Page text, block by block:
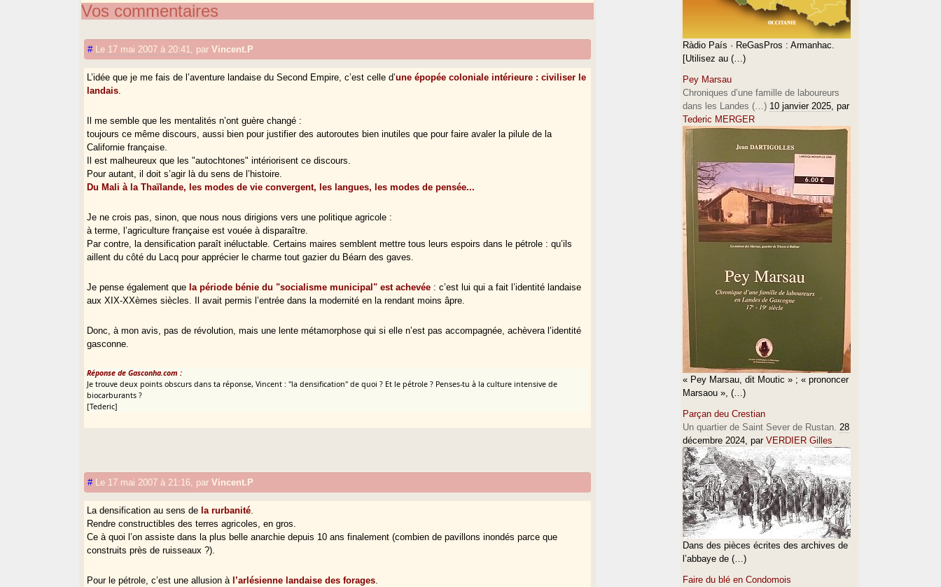
Vos commentaires
# Le 17 mai 2007 à 20:41 parVincent.P
L’idée que je me fais de l’aventure landaise du Second Empire, c’est celle d’une épopée coloniale intérieure : civiliser le
landais
Il me semble que les mentalités n’ont guère changé :
toujours ce même discours, aussi bien pour justifier des autoroutes bien inutiles que pour faire avaler la pilule de la
Californie française.
Il est malheureux que les "autochtones" intériorisent ce discours.
Pour autant, il doit s’agir là du sens de l’histoire.
Du Mali à la Thaïlande, les modes de vie convergent, les langues, les modes de pensée...
Je ne crois pas, sinon, que nous nous dirigions vers une politique agricole :
à terme, l’agriculture française est vouée à disparaître.
Par contre, la densification paraît inéluctable. Certains maires semblent mettre tous leurs espoirs dans le pétrole : qu’ils
aillent du côté du Lacq pour apprécier le charme tout gazier du Béarn des gaves.
Je pense également quela période bénie du "socialisme municipal" est achevée : c’est lui qui a fait l’identité landaise
aux XIX-XXèmes siècles. Il avait permis l’entrée dans la modernité en la rendant moins âpre.
Donc, à mon avis, pas de révolution, mais une lente métamorphose qui si elle n’est pas accompagnée, achèvera l’identité
gasconne.
Réponse de Gasconha.com :
Je trouve deux points obscurs dans ta réponse, Vincent : "la densification" de quoi ? Et le pétrole ? Penses-tu à la culture intensive de
biocarburants ?
[Tederic]
# Le 17 mai 2007 à 21:16 parVincent.P
La densification au sens dela rurbanité
Rendre constructibles des terres agricoles, en gros.
Ce à quoi l’on assiste dans la plus belle anarchie depuis 10 ans finalement (combien de pavillons inondés parce que
construits près de ruisseaux ?).
Pour le pétrole, c’est une allusion àl’arlésienne landaise des forages
Ràdio País · ReGasPros : Armanhac.
[Utilisez au (…)
Pey Marsau
Chroniques d’une famille de laboureurs
dans les Landes (…) 10 janvier 2025, par
Tederic MERGER
« Pey Marsau, dit Moutic » ; « prononcer
Marsaou », (…)
Parçan deu Crestian
Un quartier de Saint Sever de Rustan. 28
décembre 2024, par VERDIER Gilles
Dans des pièces écrites des archives de
l’abbaye de (…)
Faire du blé en Condomois